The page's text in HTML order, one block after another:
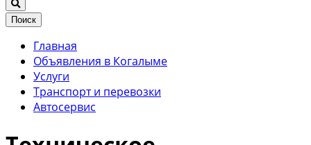
Поиск
Главная
Объявления в Когалыме
Услуги
Транспорт и перевозки
Автосервис